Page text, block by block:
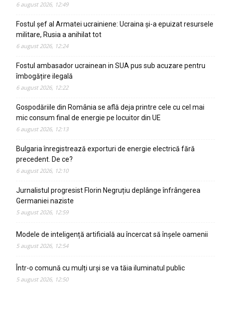
6 august 2026, 12:49
Fostul șef al Armatei ucrainiene: Ucraina și-a epuizat resursele
militare, Rusia a anihilat tot
6 august 2026, 12:24
Fostul ambasador ucrainean in SUA pus sub acuzare pentru
îmbogățire ilegală
6 august 2026, 12:22
Gospodăriile din România se află deja printre cele cu cel mai
mic consum final de energie pe locuitor din UE
6 august 2026, 12:13
Bulgaria înregistrează exporturi de energie electrică fără
precedent. De ce?
6 august 2026, 12:10
Jurnalistul progresist Florin Negruțiu deplânge înfrângerea
Germaniei naziste
5 august 2026, 12:59
Modele de inteligență artificială au încercat să înșele oamenii
5 august 2026, 12:54
Într-o comună cu mulți urși se va tăia iluminatul public
5 august 2026, 12:50